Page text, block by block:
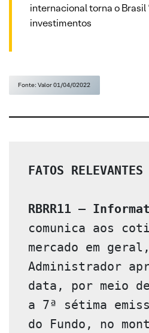
internacional torna o Brasil
investimentos
Fonte: Valor 01/04/02022
FATOS RELEVANTES
RBRR11 –
comunica aos
mercado em
Administrador
data, por meio
a 7ª sétima
do Fundo, no